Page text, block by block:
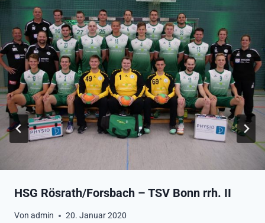
HSG Rösrath/Forsbach – TSV Bonn rrh. II
Von admin 20. Januar 2020